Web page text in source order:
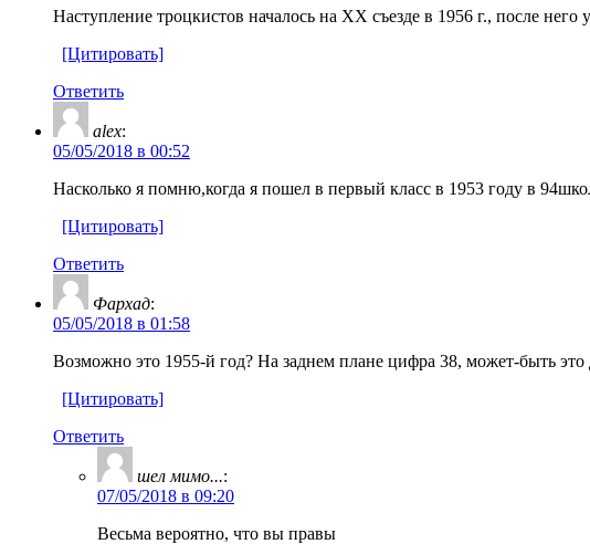
Наступление троцкистов началось на ХХ съезде в 1956 г., после
[Цитировать]
Ответить
alex:
05/05/2018 в 00:52
Насколько я помню,когда я пошел в первый класс в 1953 году в
[Цитировать]
Ответить
Фархад:
05/05/2018 в 01:58
Возможно это 1955-й год? На заднем плане цифра 38, может-быть
[Цитировать]
Ответить
шел мимо...:
07/05/2018 в 09:20
Весьма вероятно, что вы правы